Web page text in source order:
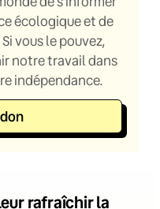
écologique et de
vous le pouvez,
notre travail dans
indépendance.
rafraîchir la